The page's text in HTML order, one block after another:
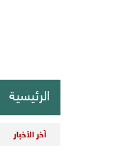
الرئيسية
آخر الأخبار